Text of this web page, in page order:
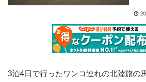
3泊4日で行ったワンコ連れの北陸旅の